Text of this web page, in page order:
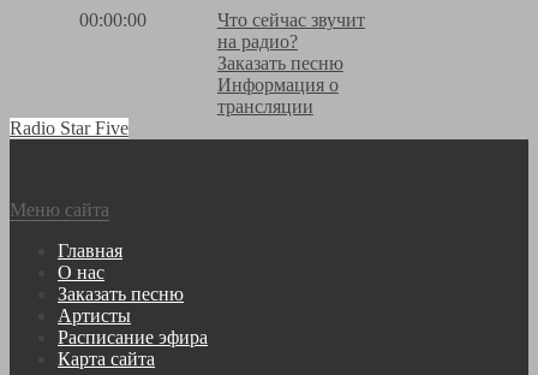
00:00:00
Что сейчас звучит
на радио?
Заказать песню
Информация о
трансляции
Radio Star Five
Меню сайта
Главная
О нас
Заказать песню
Артисты
Расписание эфира
Карта сайта